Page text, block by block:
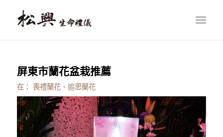
屏東市蘭花盆栽推薦
在： 喪禮蘭花、追思蘭花